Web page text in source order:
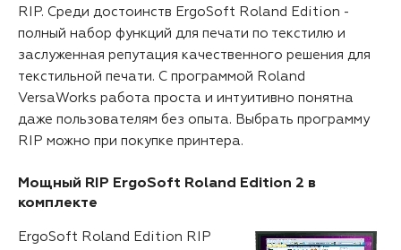
RIP. Среди достоинств ErgoSoft Roland Edition -
полный набор функций для печати по текстилю и
заслуженная репутация качественного решения для
текстильной печати. С программой Roland
VersaWorks работа проста и интуитивно понятна
даже пользователям без опыта. Выбрать программу
RIP можно при покупке принтера.
Мощный RIP ErgoSoft Roland Edition 2 в
комплекте
ErgoSoft Roland Edition RIP